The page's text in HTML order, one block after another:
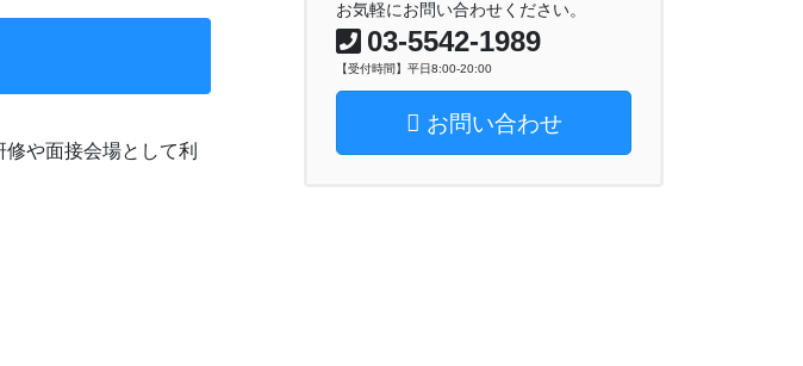
や面接会場として利
お気軽にお問い合わせください。
03-5542-1989
【受付時間】平日8:00-20:00
お問い合わせ